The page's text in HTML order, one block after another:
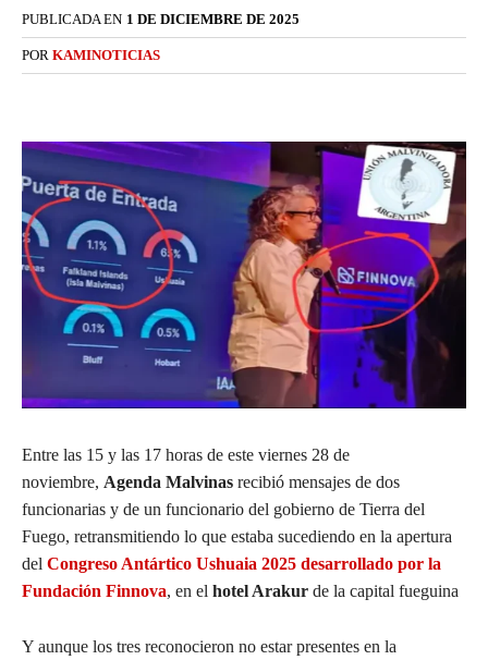
PUBLICADA EN 1 DE DICIEMBRE DE 2025
POR KAMINOTICIAS
Entre las 15 y las 17 horas de este viernes 28 de
noviembre, Agenda Malvinas recibió mensajes de dos
funcionarias y de un funcionario del gobierno de Tierra del
Fuego, retransmitiendo lo que estaba sucediendo en la apertura
del Congreso Antártico Ushuaia 2025 desarrollado por la
Fundación Finnova, en el hotel Arakur de la capital fueguina
Y aunque los tres reconocieron no estar presentes en la